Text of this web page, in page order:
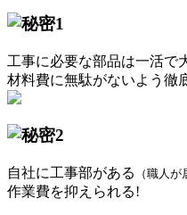
工事に必要な部品は一活で
材料費に無駄がないよう徹
自社に工事部がある （職人が
作業費を抑えられる!